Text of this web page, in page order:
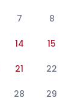
7 8
14 15
21 22
28 29